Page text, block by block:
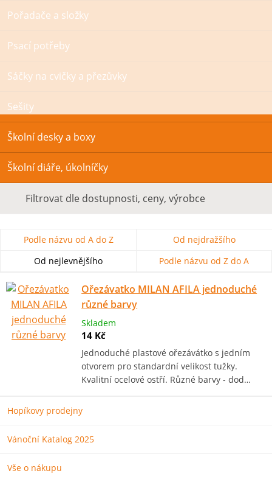
Pořadače a složky
Psací potřeby
Sáčky na cvičky a přezůvky
Sešity
Školní desky a boxy
Školní diáře, úkolníčky
Filtrovat dle dostupnosti, ceny, výrobce
Podle názvu od A do Z
Od nejdražšího
Od nejlevnějšího
Podle názvu od Z do A
Ořezávatko MILAN AFILA jednoduché
různé barvy
Skladem
14 Kč
Jednoduché plastové ořezávátko s jedním
otvorem pro standardní velikost tužky.
Kvalitní ocelové ostří. Různé barvy - dod…
Hopíkovy prodejny
Vánoční Katalog 2025
Vše o nákupu